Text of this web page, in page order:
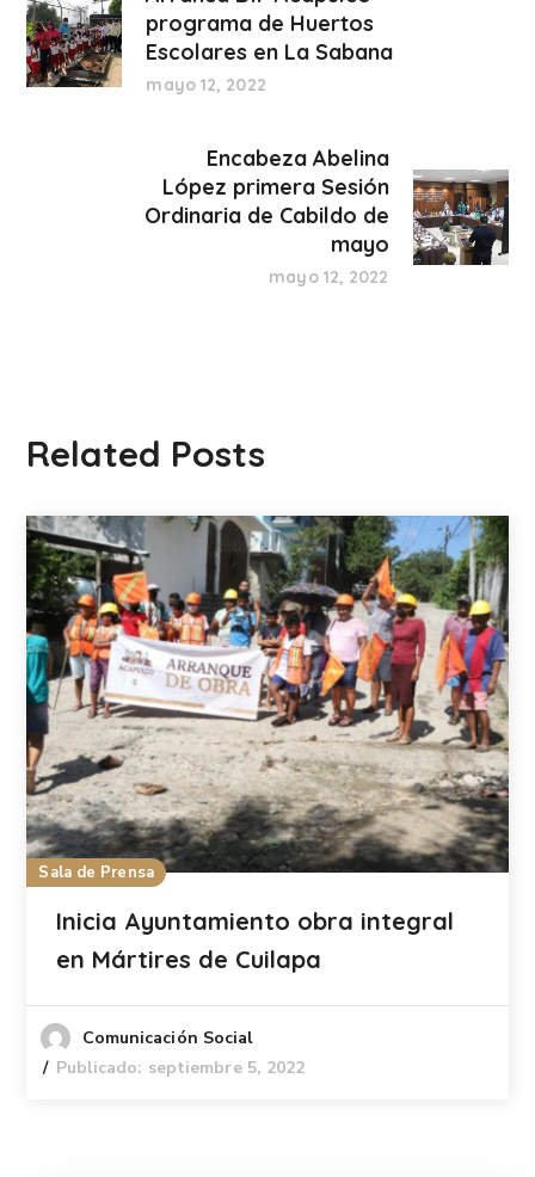
programa de Huertos
Escolares en La Sabana
mayo 12, 2022
Encabeza Abelina
López primera Sesión
Ordinaria de Cabildo de
mayo
mayo 12, 2022
Related Posts
Sala de Prensa
Inicia Ayuntamiento obra integral
en Mártires de Cuilapa
Comunicación Social
Publicado: septiembre 5, 2022